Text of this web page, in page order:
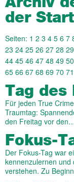
der
Seiten: 1 2 3 4 5 6 7
23 24 25 26 27 28 29
44 45 46 47 48 49 50
65 66 67 68 69 70 71
Tag des
Für jeden True
Traumtag:
den Freitag vor
Fokus-
Der Fokus-Tag war
kennenzulernen und
verstehen. Zu